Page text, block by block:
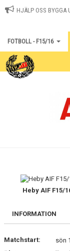
HJÄLP OSS BYGGA
FOTBOLL - F15/16
Heby AIF F15/
INFORMATION
Matchstart:
sön